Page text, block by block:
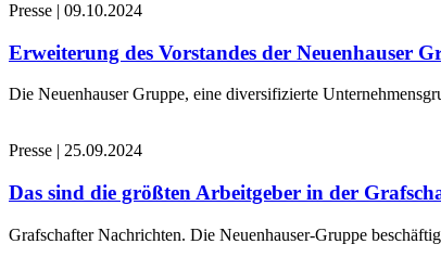
Presse | 09.10.2024
Erweiterung des Vorstandes der Neuenhauser
Die Neuenhauser Gruppe, eine diversifizierte
Presse | 25.09.2024
Das sind die größten Arbeitgeber in der
Grafschafter Nachrichten. Die Neuenhauser-Gruppe